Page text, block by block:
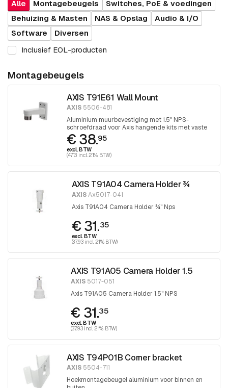
Alle Montagebeugels
Switches, PoE & voedingen
Behuizing & Masten
NAS & Opslag
Audio & I/O
Software
Diversen
Inclusief EOL-producten
Montagebeugels
AXIS T91E61 Wall Mount
AXIS 5506-481
Aluminium muurbevestiging met 1.5" NPS-
schroefdraad voor Axis hangende kits met vaste
koepel.
€ 38.95
excl. BTW
(47.13 incl. 21% BTW)
AXIS T91A04 Camera Holder ¾
AXISAx5017-041
Axis T91A04 Camera Holder ¾" Nps
€ 31.35
excl. BTW
(37.93 incl. 21% BTW)
AXIS T91A05 Camera Holder 1.5
AXIS 5017-051
Axis T91A05 Camera Holder 1.5" NPS
€ 31.35
excl. BTW
(37.93 incl. 21% BTW)
AXIS T94P01B Corner bracket
AXIS 5504-711
Hoekmontagebeugel aluminium voor binnen en